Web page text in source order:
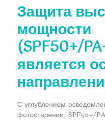
Защита
мощности
(SPF50+/
является
С углублением
фотостарении, SPF50+/